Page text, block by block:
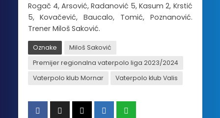
Rogač 4, Arsović, Radanović 5, Kasum 2, Krstić
5, Kovačević, Baucalo, Tomić, Poznanović.
Trener Miloš Saković.
Oznake
Miloš Saković
Premijer regionalna vaterpolo liga 2023/2024
Vaterpolo klub Mornar
Vaterpolo klub Valis